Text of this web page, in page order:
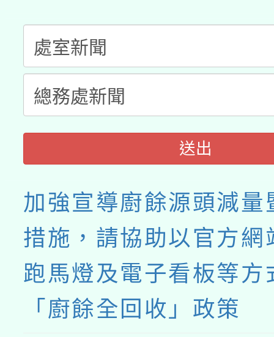
送出
加強宣導廚餘源頭減量
措施，請協助以官方網
跑馬燈及電子看板等方
「廚餘全回收」政策